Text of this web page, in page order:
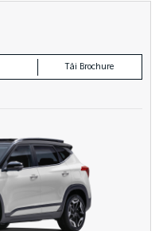
Tải Brochure